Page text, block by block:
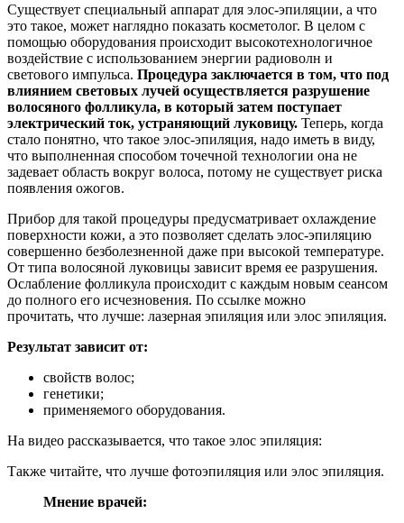
Существует специальный аппарат для элос-эпиляции, а что
это такое, может наглядно показать косметолог. В целом с
помощью оборудования происходит высокотехнологичное
воздействие с использованием энергии радиоволн и
светового импульса. Процедура заключается в том, что под
влиянием световых лучей осуществляется разрушение
волосяного фолликула, в который затем поступает
электрический ток, устраняющий луковицу. Теперь, когда
стало понятно, что такое элос-эпиляция, надо иметь в виду,
что выполненная способом точечной технологии она не
задевает область вокруг волоса, потому не существует риска
появления ожогов.
Прибор для такой процедуры предусматривает охлаждение
поверхности кожи, а это позволяет сделать элос-эпиляцию
совершенно безболезненной даже при высокой температуре.
От типа волосяной луковицы зависит время ее разрушения.
Ослабление фолликула происходит с каждым новым сеансом
до полного его исчезновения. По ссылке можно
прочитать, что лучше: лазерная эпиляция или элос эпиляция.
Результат зависит от:
свойств волос;
генетики;
применяемого оборудования.
На видео рассказывается, что такое элос эпиляция:
Также читайте, что лучше фотоэпиляция или элос эпиляция.
Мнение врачей: